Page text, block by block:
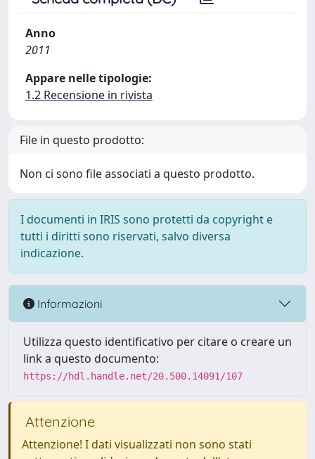
Anno
2011
Appare nelle tipologie:
1.2 Recensione in rivista
File in questo prodotto:
Non ci sono file associati a questo prodotto.
I documenti in IRIS sono protetti da copyright e
tutti i diritti sono riservati, salvo diversa
indicazione.
Informazioni
Utilizza questo identificativo per citare o creare un
link a questo documento:
https://hdl.handle.net/20.500.14091/107
Attenzione
Attenzione! I dati visualizzati non sono stati